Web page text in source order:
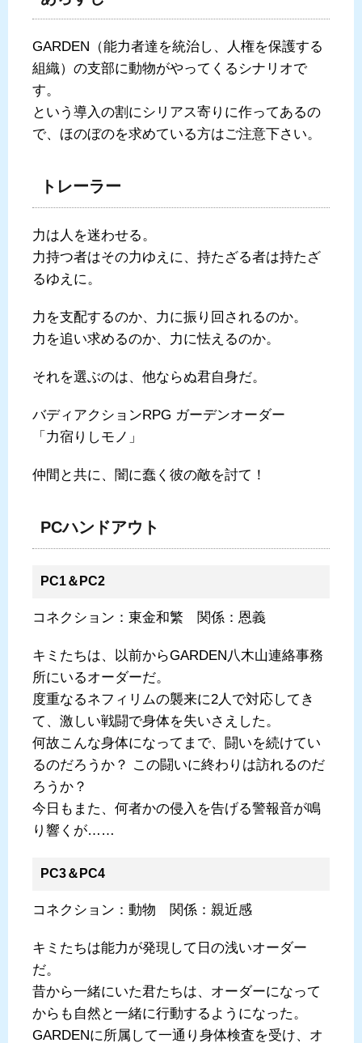
GARDEN（能力者達を統治し、人権を保護する
組織）の支部に動物がやってくるシナリオで
す。
という導入の割にシリアス寄りに作ってあるの
で、ほのぼのを求めている方はご注意下さい。
トレーラー
力は人を迷わせる。
力持つ者はその力ゆえに、持たざる者は持たざ
るゆえに。
力を支配するのか、力に振り回されるのか。
力を追い求めるのか、力に怯えるのか。
それを選ぶのは、他ならぬ君自身だ。
バディアクションRPG ガーデンオーダー
「力宿りしモノ」
仲間と共に、闇に蠢く彼の敵を討て！
PCハンドアウト
PC1＆PC2
コネクション：東金和繁 関係：恩義
キミたちは、以前からGARDEN八木山連絡事務
所にいるオーダーだ。
度重なるネフィリムの襲来に2人で対応してき
て、激しい戦闘で身体を失いさえした。
何故こんな身体になってまで、闘いを続けてい
るのだろうか？ この闘いに終わりは訪れるのだ
ろうか？
今日もまた、何者かの侵入を告げる警報音が鳴
り響くが……
PC3＆PC4
コネクション：動物 関係：親近感
キミたちは能力が発現して日の浅いオーダー
だ。
昔から一緒にいた君たちは、オーダーになって
からも自然と一緒に行動するようになった。
GARDENに所属して一通り身体検査を受け、オ